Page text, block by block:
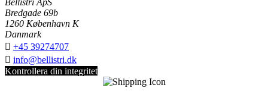
Bellistri ApS
Bredgade 69b
1260 København K
Danmark
 +45 39274707
 info@bellistri.dk
Kontrollera din integritet